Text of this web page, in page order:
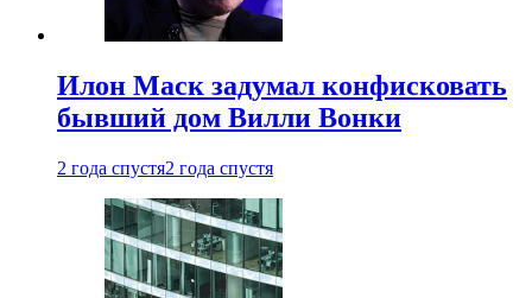
Илон Маск задумал конфисковать
бывший дом Вилли Вонки
2 года спустя2 года спустя